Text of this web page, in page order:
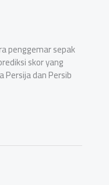
penggemar sepak
skor yang
dan Persib